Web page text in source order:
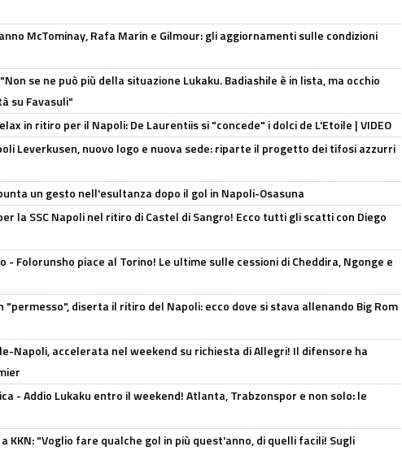
McTominay, Rafa Marin e Gilmour: gli aggiornamenti sulle condizioni
se ne può più della situazione Lukaku. Badiashile è in lista, ma occhio
su Favasuli"
in ritiro per il Napoli: De Laurentiis si "concede" i dolci de L'Etoile | VIDEO
Leverkusen, nuovo logo e nuova sede: riparte il progetto dei tifosi azzurri
un gesto nell'esultanza dopo il gol in Napoli-Osasuna
la SSC Napoli nel ritiro di Castel di Sangro! Ecco tutti gli scatti con Diego
- Folorunsho piace al Torino! Le ultime sulle cessioni di Cheddira, Ngonge e
"permesso", diserta il ritiro del Napoli: ecco dove si stava allenando Big Rom
Napoli, accelerata nel weekend su richiesta di Allegri! Il difensore ha
- Addio Lukaku entro il weekend! Atlanta, Trabzonspor e non solo: le
KKN: "Voglio fare qualche gol in più quest'anno, di quelli facili! Sugli